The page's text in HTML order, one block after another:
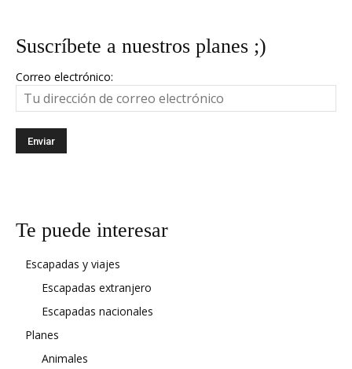
Suscríbete a nuestros planes ;)
Correo electrónico:
Te puede interesar
Escapadas y viajes
Escapadas extranjero
Escapadas nacionales
Planes
Animales